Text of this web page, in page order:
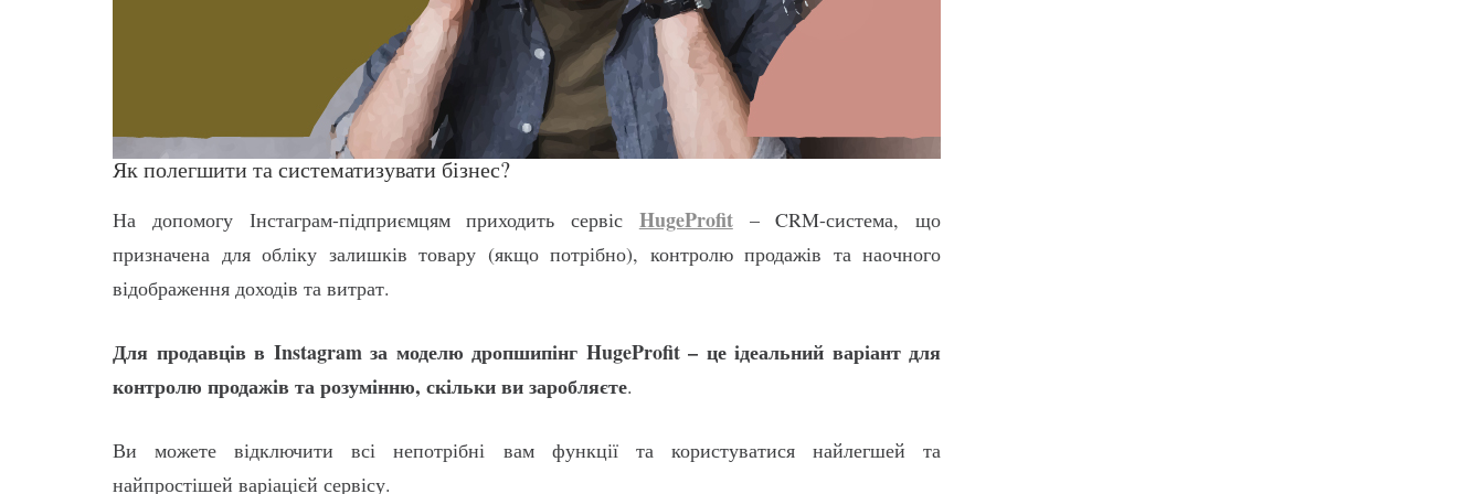
Як полегшити та систематизувати бізнес?
На допомогу Інстаграм-підприємцям приходить сервіс HugeProfit– CRM-система, що
призначена для обліку залишків товару (якщо потрібно), контролю продажів та наочного
відображення доходів та витрат.
Для продавців в Instagram за моделю дропшипінг HugeProfit – це ідеальний варіант для
контролю продажів та розумінню, скільки ви заробляєте.
Ви можете відключити всі непотрібні вам функції та користуватися найлегшей та
найпростішей варіацієй сервісу.